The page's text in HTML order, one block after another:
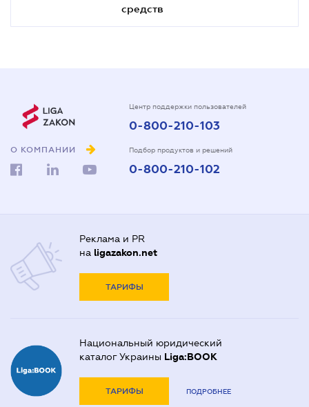
средств
О КОМПАНИИ
Центр поддержки пользователей
0-800-210-103
Подбор продуктов и решений
0-800-210-102
Реклама и PR
на ligazakon.net
ТАРИФЫ
Национальный юридический
каталог Украины Liga:BOOK
ТАРИФЫ ПОДРОБНЕЕ